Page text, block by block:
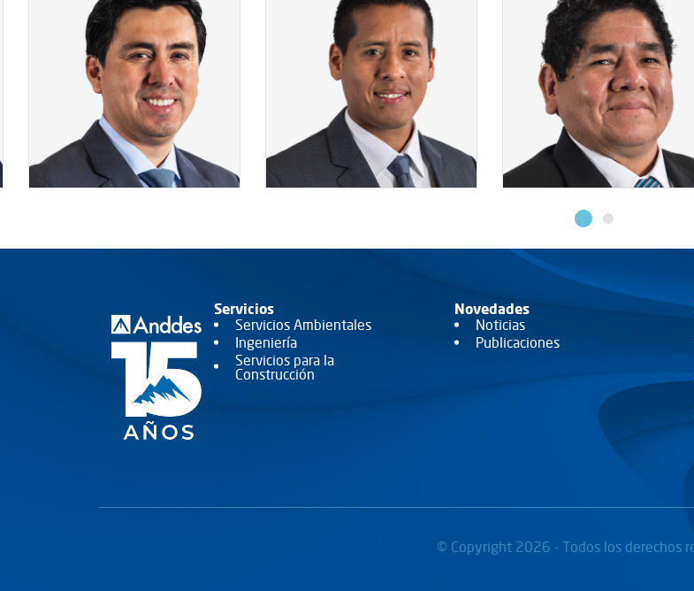
Servicios
Servicios Ambientales
Ingeniería
Servicios para la
Construcción
Novedades
Noticias
Publicaciones
© Copyright 2026 - Todos los derechos